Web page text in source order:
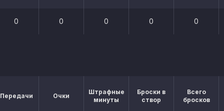
0 0 0 0 0
Передачи Очки
Штрафные
минуты
Броски в
створ
Всего
бросков